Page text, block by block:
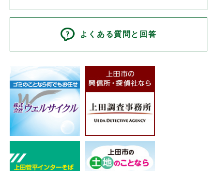
よくある質問と回答